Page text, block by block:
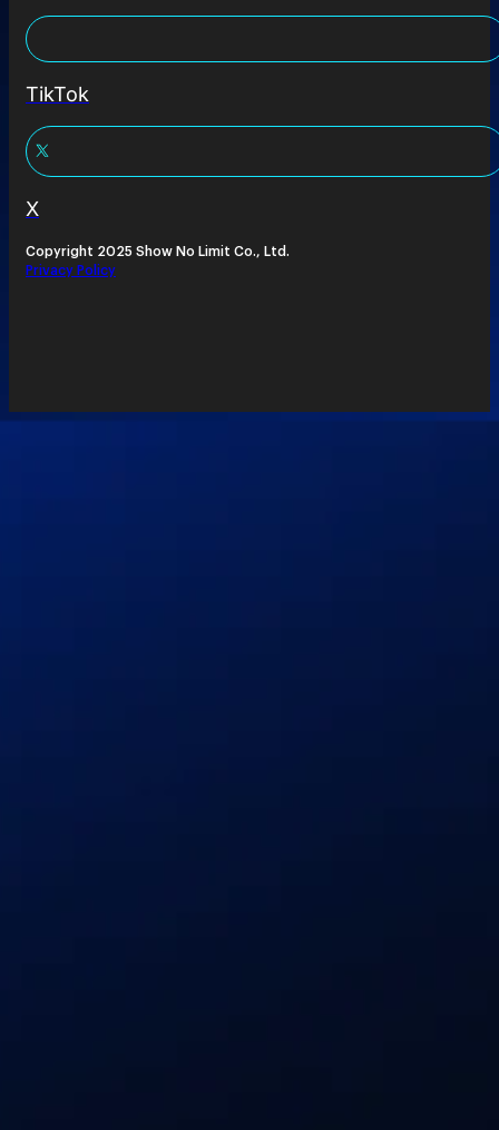
TikTok
X
Copyright 2025 Show No Limit Co., Ltd.
Privacy Policy